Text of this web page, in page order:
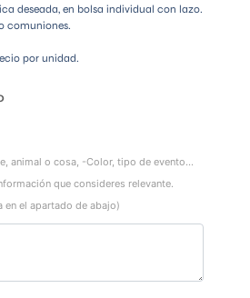
deseada, en bolsa individual con lazo.
comuniones.
por unidad.
animal o cosa, -Color, tipo de evento...
que consideres relevante.
en el apartado de abajo)